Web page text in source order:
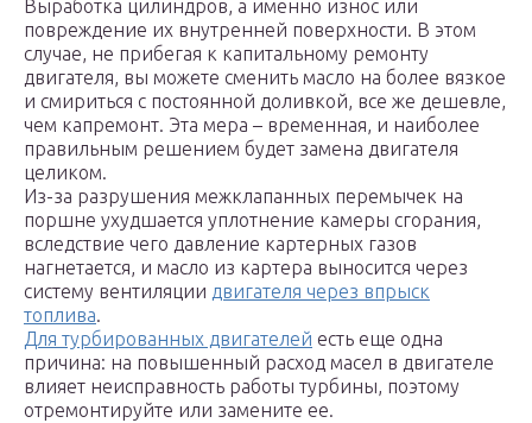
Выработка цилиндров, а именно износ или
повреждение их внутренней поверхности. В этом
случае, не прибегая к капитальному ремонту
двигателя, вы можете сменить масло на более вязкое
и смириться с постоянной доливкой, все же дешевле,
чем капремонт. Эта мера – временная, и наиболее
правильным решением будет замена двигателя
целиком.
Из-за разрушения межклапанных перемычек на
поршне ухудшается уплотнение камеры сгорания,
вследствие чего давление картерных газов
нагнетается, и масло из картера выносится через
систему вентиляции двигателя через впрыск
топлива.
Для турбированных двигателей есть еще одна
причина: на повышенный расход масел в двигателе
влияет неисправность работы турбины, поэтому
отремонтируйте или замените ее.